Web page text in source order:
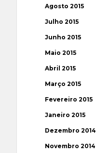
Agosto 2015
Julho 2015
Junho 2015
Maio 2015
Abril 2015
Março 2015
Fevereiro 2015
Janeiro 2015
Dezembro 2014
Novembro 2014